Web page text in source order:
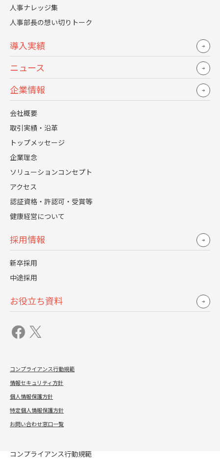
人事ナレッジ集
人事部長の想い切りトーク
導入実績
ニュース
企業情報
会社概要
取引実績・沿革
トップメッセージ
企業理念
ソリューションコンセプト
アクセス
認証資格・許認可・受賞等
健康経営について
採用情報
新卒採用
中途採用
お役立ち資料
コンプライアンス行動規範
情報セキュリティ方針
個人情報保護方針
特定個人情報保護方針
お問い合わせ窓口一覧
会社概要
取引実績・沿革
トップメッセージ
企業理念
ソリューションコンセプト
アクセス
健康経営について
導入実績
ニュース
お問い合わせ
コンプライアンス行動規範